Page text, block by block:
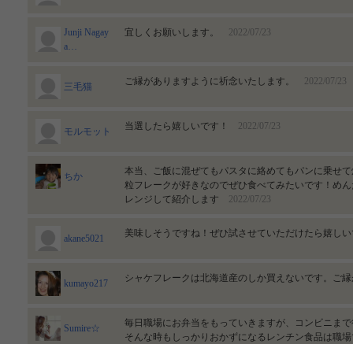
Junji Nagay
a…
宜しくお願いします。 2022/07/23
三毛猫 ご縁がありますように祈念いたします。 2022/07/23
モルモット 当選したら嬉しいです！ 2022/07/23
ちか
本当、ご飯に混ぜてもパスタに絡めてもパンに乗せ
粒フレークが好きなのでぜひ食べてみたいです！め
レンジして紹介します 2022/07/23
akane5021 美味しそうですね！ぜひ試させていただけたら嬉し
kumayo217 シャケフレークは北海道産のしか買えないです。ご
Sumire☆
毎日職場にお弁当をもっていきますが、コンビニま
そんな時もしっかりおかずになるレンチン食品は職